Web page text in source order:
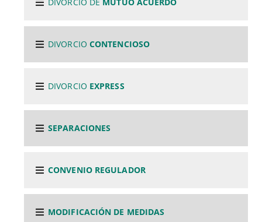
DIVORCIO CONTENCIOSO
DIVORCIO EXPRESS
SEPARACIONES
CONVENIO REGULADOR
MODIFICACIÓN DE MEDIDAS